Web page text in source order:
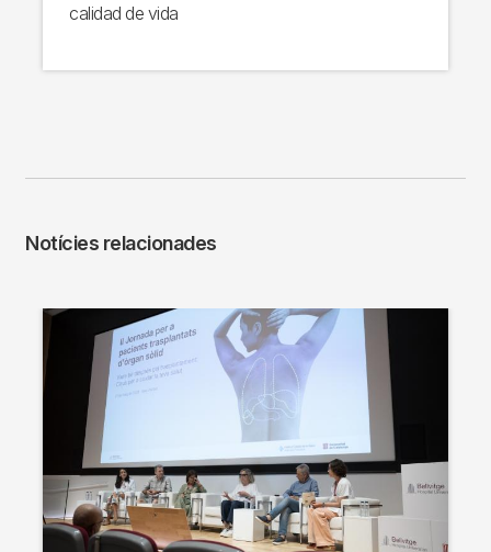
calidad de vida
Notícies relacionades